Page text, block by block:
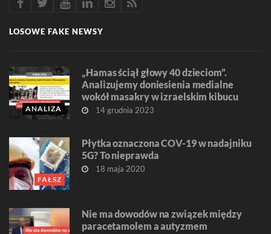
LOSOWE FAKE NEWSY
ANALIZA
„Hamas ściął głowy 40 dzieciom”.
Analizujemy doniesienia medialne
wokół masakry w izraelskim kibucu
14 grudnia 2023
FAŁSZ
Płytka oznaczona COV-19 w nadajniku
5G? To nieprawda
18 maja 2020
Nie ma dowodów na związek między
paracetamolem a autyzmem